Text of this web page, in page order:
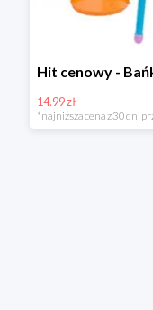
14.99 zł
*najniższa cena z 30 dni